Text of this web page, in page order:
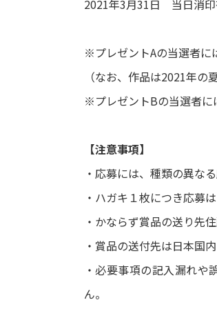
2021年3月31日 当日消
※プレゼントAの当選者に
（なお、作品は2021年の
※プレゼントBの当選者に
【注意事項】
・応募には、種類の異な
・ハガキ１枚につき応募
・かならず賞品の送り先
・賞品の送付先は日本国内
・必要事項の記入漏れ
ん。